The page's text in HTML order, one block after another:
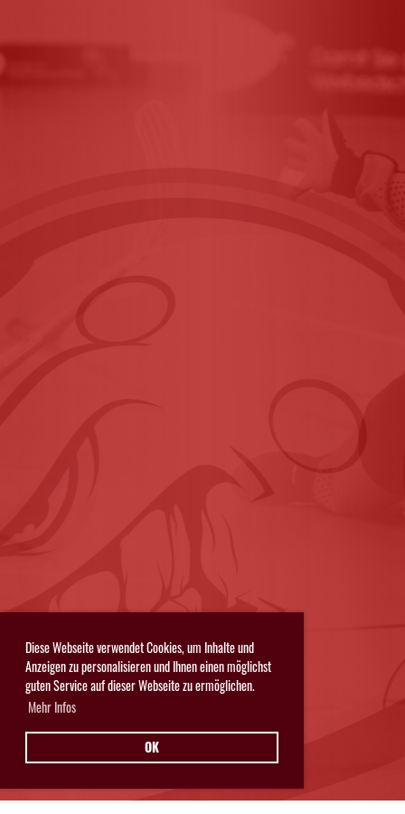
Diese Webseite verwendet Cookies, um Inhalte und
Anzeigen zu personalisieren und Ihnen einen möglichst
guten Service auf dieser Webseite zu ermöglichen.
Mehr Infos
OK